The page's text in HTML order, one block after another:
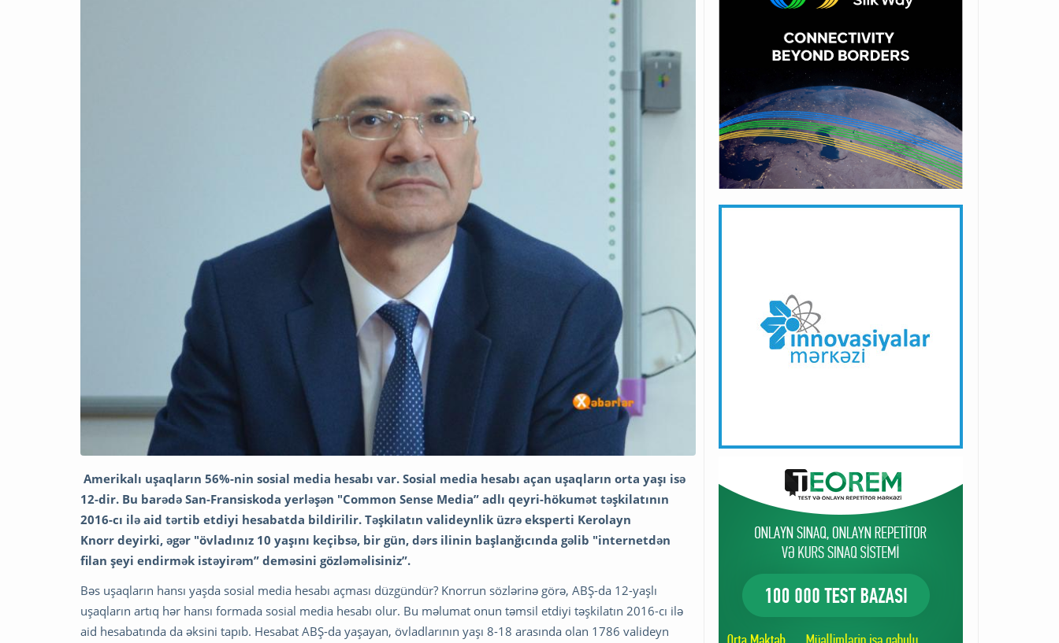
Amerikalı uşaqların 56%-nin sosial media hesabı var. Sosial media hesabı açan uşaqların orta yaşı isə
12-dir. Bu barədə San-Fransiskoda yerləşən "Common Sense Media” adlı qeyri-hökumət təşkilatının
2016-cı ilə aid tərtib etdiyi hesabatda bildirilir. Təşkilatın valideynlik üzrə eksperti Kerolayn
Knorr deyirki, əgər "övladınız 10 yaşını keçibsə, bir gün, dərs ilinin başlanğıcında gəlib "internetdən
filan şeyi endirmək istəyirəm” deməsini gözləməlisiniz”.
Bəs uşaqların hansı yaşda sosial media hesabı açması düzgündür? Knorrun sözlərinə görə, ABŞ-da 12-yaşlı
uşaqların artıq hər hansı formada sosial media hesabı olur. Bu məlumat onun təmsil etdiyi təşkilatın 2016-cı ilə
aid hesabatında da əksini tapıb. Hesabat ABŞ-da yaşayan, övladlarının yaşı 8-18 arasında olan 1786 valideyn